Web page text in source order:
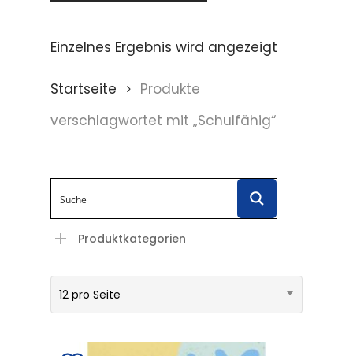
Einzelnes Ergebnis wird angezeigt
Startseite
Produkte
verschlagwortet mit „Schulfähig“
Produktkategorien
12 pro Seite